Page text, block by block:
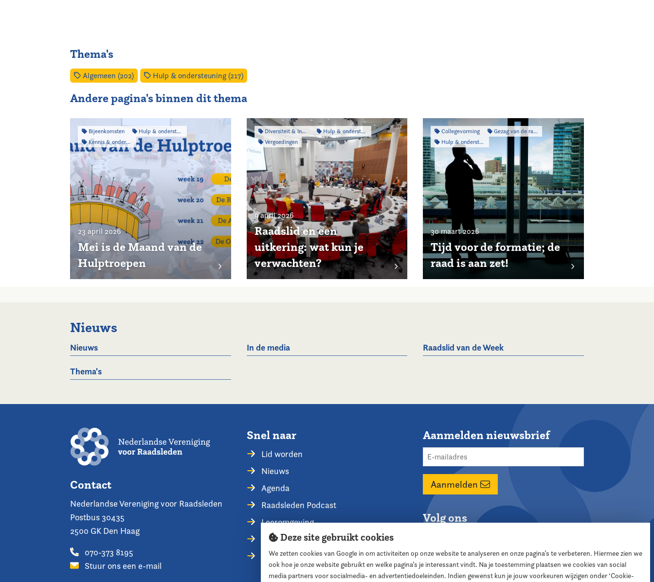
Thema's
Algemeen (202) Hulp & ondersteuning (217)
Andere pagina's binnen dit thema
Bijeenkomsten
Hulp & ondersteuning
Kennis & onderzoek
23 april 2026
Mei is de Maand van de
Hulptroepen
Diversiteit & Inclusiviteit
Hulp & ondersteuning
Vergoedingen
9 april 2026
Raadslid en een
uitkering: wat kun je
verwachten?
Collegevorming
Gezag van de raad
Hulp & ondersteuning
30 maart 2026
Tijd voor de formatie; de
raad is aan zet!
Nieuws
Nieuws In de media Raadslid van de Week
Thema's
Contact
Nederlandse Vereniging voor Raadsleden
Postbus 30435
2500 GK Den Haag
070-373 8195
Stuur ons een e-mail
Snel naar
Lid worden
Nieuws
Agenda
Raadsleden Podcast
Leeromgeving
Privacyverklaring
Contact opnemen
Aanmelden nieuwsbrief
Aanmelden
Volg ons
Deze site gebruikt cookies
We zetten cookies van Google in om activiteiten op onze website te analyseren en onze pagina’s te verbeteren. Hiermee zien we
ook hoe je onze website gebruikt en welke pagina’s je interessant vindt. Na je toestemming plaatsen we cookies van social
media partners voor socialmedia- en advertentiedoeleinden. Indien gewenst kun je jouw voorkeuren wijzigen onder ‘Cookie-